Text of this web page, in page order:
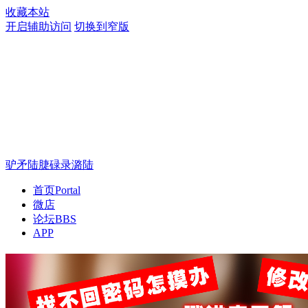
收藏本站
开启辅助访问 切换到窄版
驴矛陆脻碌录潞陆
首页Portal
微店
论坛BBS
APP